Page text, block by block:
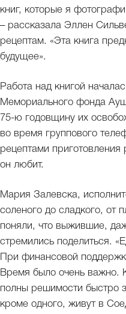
книг, которые я
– рассказала Эллен
рецептам. «Эта книга
будущее».
Работа над книгой
Мемориального фонда
75-ю годовщину их
во время группового
рецептами
он любит.
Мария Залевска,
соленого до сладкого, от
поняли, что выжившие,
стремились поделиться.
При финансовой
Время было очень важно.
полны решимости быстро
кроме одного, живут в